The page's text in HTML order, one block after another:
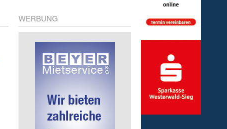
WERBUNG